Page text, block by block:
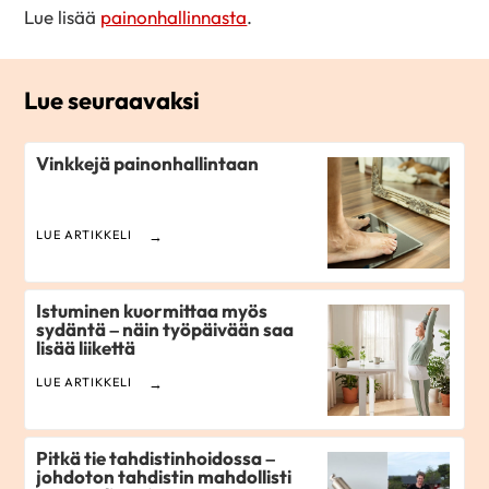
Lue lisää painonhallinnasta.
Lue seuraavaksi
Vinkkejä painonhallintaan
LUE ARTIKKELI
Istuminen kuormittaa myös
sydäntä – näin työpäivään saa
lisää liikettä
LUE ARTIKKELI
Pitkä tie tahdistinhoidossa –
johdoton tahdistin mahdollisti